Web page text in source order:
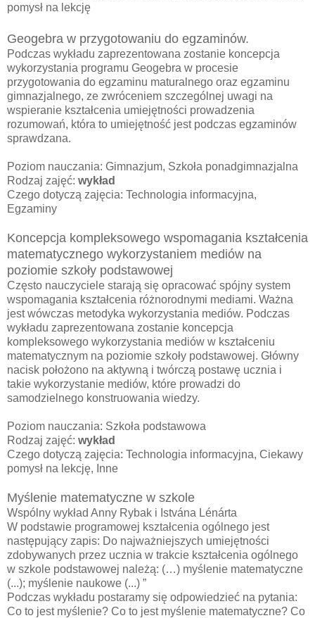
pomysł na lekcję
Geogebra w przygotowaniu do egzaminów.
Podczas wykładu zaprezentowana zostanie koncepcja
wykorzystania programu Geogebra w procesie
przygotowania do egzaminu maturalnego oraz egzaminu
gimnazjalnego, ze zwróceniem szczególnej uwagi na
wspieranie kształcenia umiejętności prowadzenia
rozumowań, która to umiejętność jest podczas egzaminów
sprawdzana.
Poziom nauczania: Gimnazjum, Szkoła ponadgimnazjalna
Rodzaj zajęć: wykład
Czego dotyczą zajęcia: Technologia informacyjna,
Egzaminy
Koncepcja kompleksowego wspomagania kształcenia
matematycznego wykorzystaniem mediów na
poziomie szkoły podstawowej
Często nauczyciele starają się opracować spójny system
wspomagania kształcenia różnorodnymi mediami. Ważna
jest wówczas metodyka wykorzystania mediów. Podczas
wykładu zaprezentowana zostanie koncepcja
kompleksowego wykorzystania mediów w kształceniu
matematycznym na poziomie szkoły podstawowej. Główny
nacisk położono na aktywną i twórczą postawę ucznia i
takie wykorzystanie mediów, które prowadzi do
samodzielnego konstruowania wiedzy.
Poziom nauczania: Szkoła podstawowa
Rodzaj zajęć: wykład
Czego dotyczą zajęcia: Technologia informacyjna, Ciekawy
pomysł na lekcję, Inne
Myślenie matematyczne w szkole
Wspólny wykład Anny Rybak i Istvána Lénárta
W podstawie programowej kształcenia ogólnego jest
następujący zapis: Do najważniejszych umiejętności
zdobywanych przez ucznia w trakcie kształcenia ogólnego
w szkole podstawowej należą: (…) myślenie matematyczne
(...); myślenie naukowe (...) ”
Podczas wykładu postaramy się odpowiedzieć na pytania:
Co to jest myślenie? Co to jest myślenie matematyczne? Co